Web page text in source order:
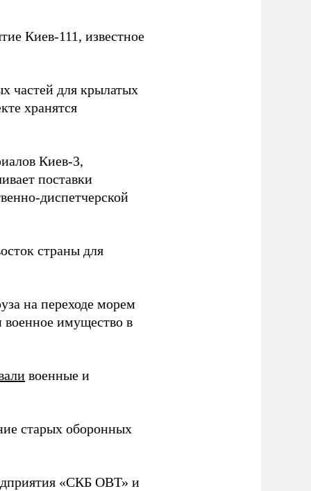
Киев-111, известное
частей для крылатых
хранятся
Киев-3,
поставки
диспетчерской
страны для
на переходе морем
военное имущество в
военные и
старых оборонных
«СКБ ОВТ» и